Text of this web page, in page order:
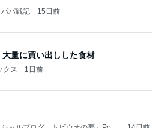
パ戦記 15日前
大量に買い出しした食材
クス 1日前